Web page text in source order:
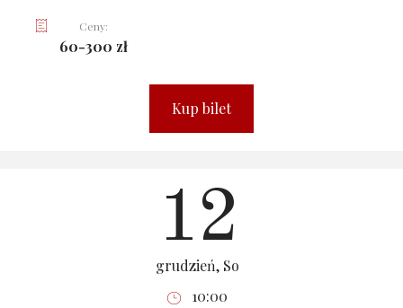
Ceny:
60-300 zł
Kup bilet
12
grudzień, So
10:00